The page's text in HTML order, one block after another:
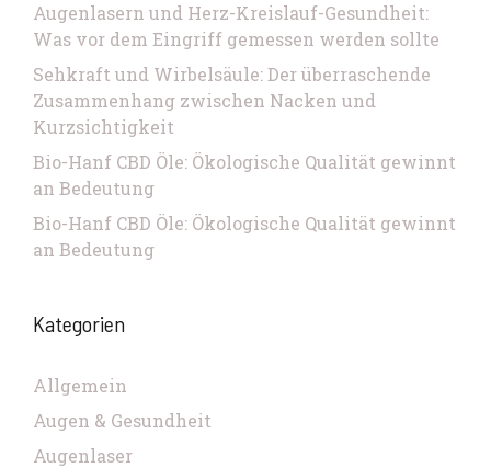
Augenlasern und Herz-Kreislauf-Gesundheit:
Was vor dem Eingriff gemessen werden sollte
Sehkraft und Wirbelsäule: Der überraschende
Zusammenhang zwischen Nacken und
Kurzsichtigkeit
Bio-Hanf CBD Öle: Ökologische Qualität gewinnt
an Bedeutung
Bio-Hanf CBD Öle: Ökologische Qualität gewinnt
an Bedeutung
Kategorien
Allgemein
Augen & Gesundheit
Augenlaser